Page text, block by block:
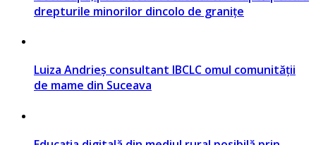
drepturile minorilor dincolo de granițe
Luiza Andrieș consultant IBCLC omul comunității
de mame din Suceava